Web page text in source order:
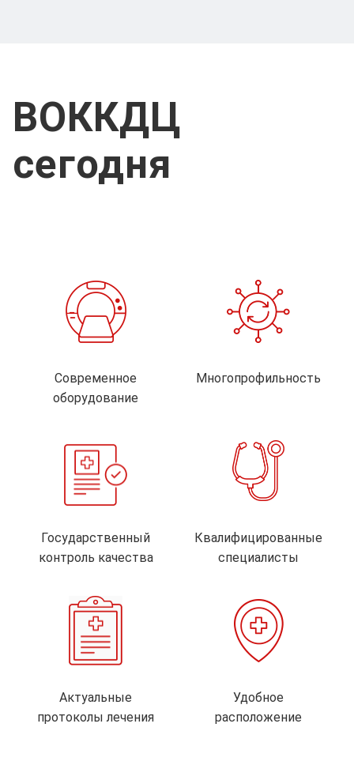
ВОККДЦ
сегодня
Современное
оборудование
Многопрофильность
Государственный
контроль качества
Квалифицированные
специалисты
Актуальные
протоколы лечения
Удобное
расположение